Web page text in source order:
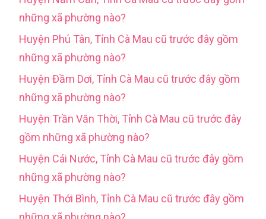
những xã phường nào?
Huyện Phú Tân, Tỉnh Cà Mau cũ trước đây gồm
những xã phường nào?
Huyện Đầm Dơi, Tỉnh Cà Mau cũ trước đây gồm
những xã phường nào?
Huyện Trần Văn Thời, Tỉnh Cà Mau cũ trước đây
gồm những xã phường nào?
Huyện Cái Nước, Tỉnh Cà Mau cũ trước đây gồm
những xã phường nào?
Huyện Thới Bình, Tỉnh Cà Mau cũ trước đây gồm